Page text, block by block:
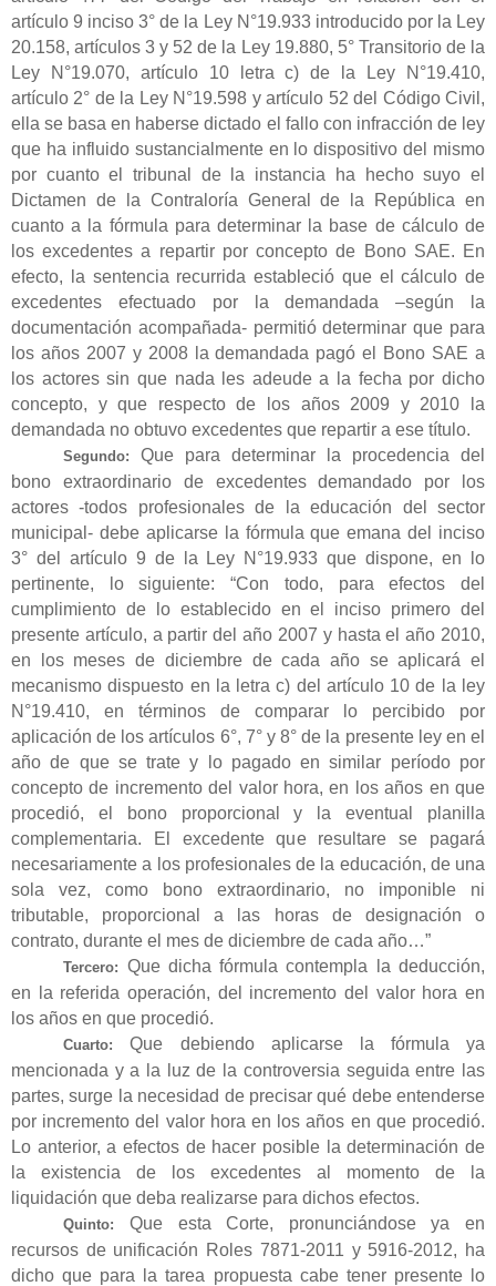
artículo 9 inciso 3° de la Ley N°19.933 introducido por la Ley
20.158, artículos 3 y 52 de la Ley 19.880, 5° Transitorio de la
Ley N°19.070, artículo 10 letra c) de la Ley N°19.410,
artículo 2° de la Ley N°19.598 y artículo 52 del Código Civil,
ella se basa en haberse dictado el fallo con infracción de ley
que ha influido sustancialmente en lo dispositivo del mismo
por cuanto el tribunal de la instancia ha hecho suyo el
Dictamen de la Contraloría General de la República en
cuanto a la fórmula para determinar la base de cálculo de
los excedentes a repartir por concepto de Bono SAE. En
efecto, la sentencia recurrida estableció que el cálculo de
excedentes efectuado por la demandada –según la
documentación acompañada- permitió determinar que para
los años 2007 y 2008 la demandada pagó el Bono SAE a
los actores sin que nada les adeude a la fecha por dicho
concepto, y que respecto de los años 2009 y 2010 la
demandada no obtuvo excedentes que repartir a ese título.
Segundo:Que para determinar la procedencia del
bono extraordinario de excedentes demandado por los
actores -todos profesionales de la educación del sector
municipal- debe aplicarse la fórmula que emana del inciso
3° del artículo 9 de la Ley N°19.933 que dispone, en lo
pertinente, lo siguiente:“Con todo, para efectos del
cumplimiento de lo establecido en el inciso primero del
presente artículo, a partir del año 2007 y hasta el año 2010,
en los meses de diciembre de cada año se aplicará el
mecanismo dispuesto en la letra c) del artículo 10 de la ley
N°19.410, en términos de comparar lo percibido por
aplicación de los artículos 6°, 7° y 8° de la presente ley en el
año de que se trate y lo pagado en similar período por
concepto de incremento del valor hora, en los años en que
procedió, el bono proporcional y la eventual planilla
complementaria. El excedente que resultare se pagará
necesariamente a los profesionales de la educación, de una
sola vez, como bono extraordinario, no imponible ni
tributable, proporcional a las horas de designación o
contrato, durante el mes de diciembre de cada año…”
Tercero: Que dicha fórmula contempla la deducción,
en la referida operación, del incremento del valor hora en
los años en que procedió.
Cuarto:Que debiendo aplicarse la fórmula ya
mencionada y a la luz de la controversia seguida entre las
partes, surge la necesidad de precisar qué debe entenderse
por incremento del valor hora en los años en que procedió.
Lo anterior, a efectos de hacer posible la determinación de
la existencia de los excedentes al momento de la
liquidación que deba realizarse para dichos efectos.
Quinto: Que esta Corte, pronunciándose ya en
recursos de unificación Roles 7871-2011 y 5916-2012, ha
dicho que para la tarea propuesta cabe tener presente lo